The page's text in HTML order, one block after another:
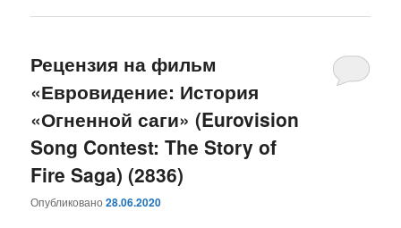
Рецензия на фильм
«Евровидение: История
«Огненной саги» (Eurovision
Song Contest: The Story of
Fire Saga) (2836)
Опубликовано28.06.2020